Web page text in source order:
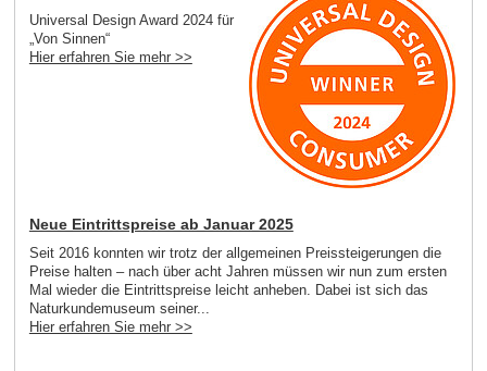
Universal Design Award 2024 für
„Von Sinnen“
Hier erfahren Sie mehr >>
Neue Eintrittspreise ab Januar 2025
Seit 2016 konnten wir trotz der allgemeinen Preissteigerungen die
Preise halten – nach über acht Jahren müssen wir nun zum ersten
Mal wieder die Eintrittspreise leicht anheben. Dabei ist sich das
Naturkundemuseum seiner...
Hier erfahren Sie mehr >>